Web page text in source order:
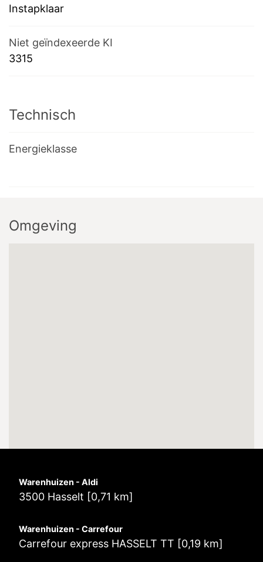
Instapklaar
Niet geïndexeerde KI
3315
Technisch
Energieklasse
Omgeving
Warenhuizen - Aldi
3500 Hasselt [0,71 km]
Warenhuizen - Carrefour
Carrefour express HASSELT TT [0,19 km]